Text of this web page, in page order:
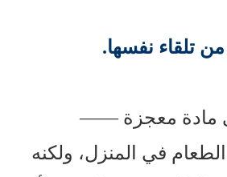
تلقاء نفسها.
مادة معجزة ——
في المنزل، ولكنه